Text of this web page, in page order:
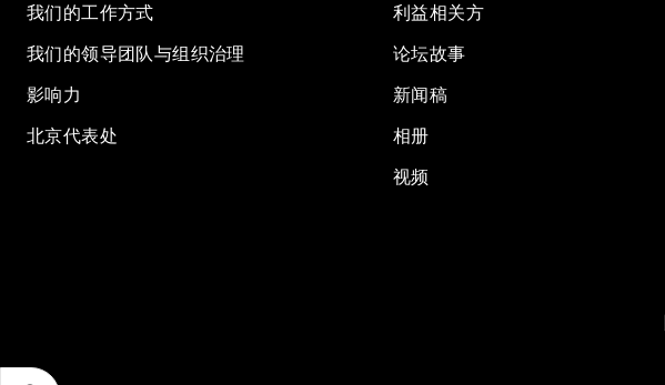
我们的工作方式
我们的领导团队与组织治理
影响力
北京代表处
利益相关方
论坛故事
新闻稿
相册
视频